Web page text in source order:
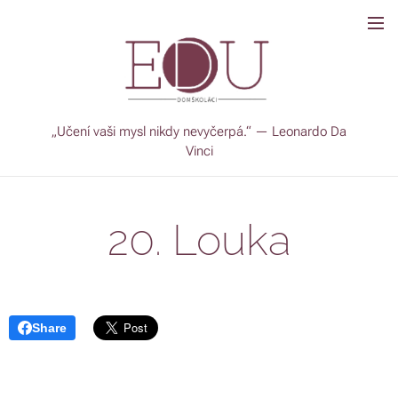
„Učení vaši mysl nikdy nevyčerpá.“ — Leonardo Da
Vinci
20. Louka
Share